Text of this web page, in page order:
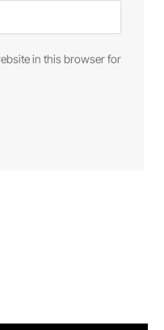
in this browser for